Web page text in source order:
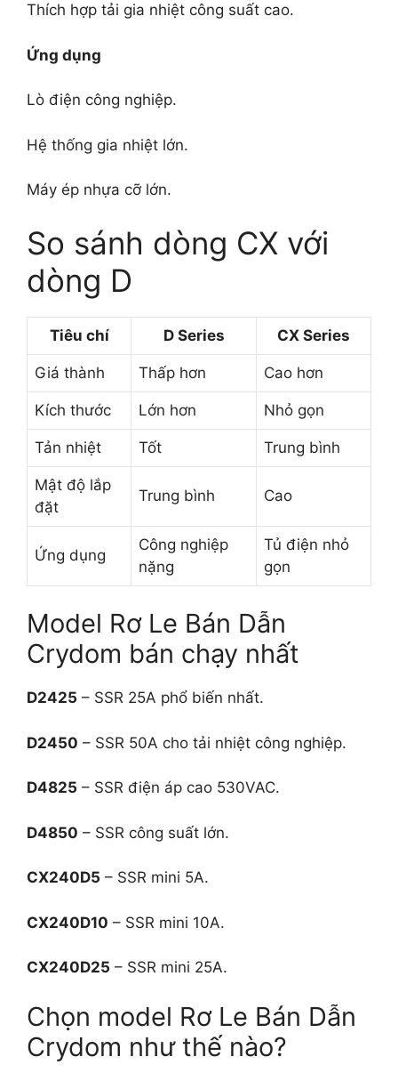
Thích hợp tải gia nhiệt công suất cao.
Ứng dụng
Lò điện công nghiệp.
Hệ thống gia nhiệt lớn.
Máy ép nhựa cỡ lớn.
So sánh dòng CX với
dòng D
Tiêu chí D Series CX Series
Giá thành Thấp hơn Cao hơn
Kích thước Lớn hơn Nhỏ gọn
Tản nhiệt Tốt Trung bình
Mật độ lắp
đặt
Trung bình Cao
Ứng dụng
Công nghiệp
nặng
Tủ điện nhỏ
gọn
Model Rơ Le Bán Dẫn
Crydom bán chạy nhất
D2425 – SSR 25A phổ biến nhất.
D2450 – SSR 50A cho tải nhiệt công nghiệp.
D4825 – SSR điện áp cao 530VAC.
D4850 – SSR công suất lớn.
CX240D5 – SSR mini 5A.
CX240D10 – SSR mini 10A.
CX240D25 – SSR mini 25A.
Chọn model Rơ Le Bán Dẫn
Crydom như thế nào?